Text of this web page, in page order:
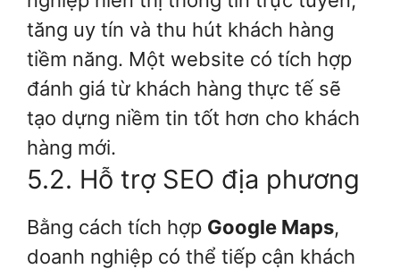
tăng uy tín và thu hút khách hàng
tiềm năng. Một website có tích hợp
đánh giá từ khách hàng thực tế sẽ
tạo dựng niềm tin tốt hơn cho khách
hàng mới.
5.2. Hỗ trợ SEO địa phương
Bằng cách tích hợp Google Maps,
doanh nghiệp có thể tiếp cận khách